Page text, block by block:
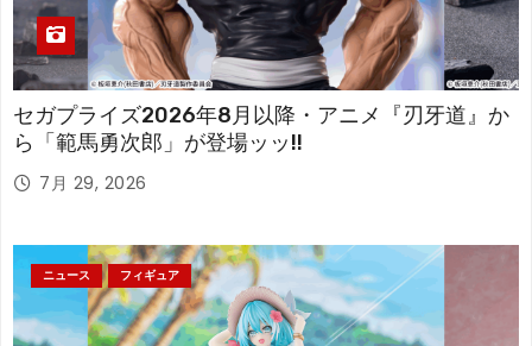
セガプライズ2026年8月以降・アニメ『刃牙道』か
ら「範馬勇次郎」が登場ッッ!!
7月 29, 2026
ニュース フィギュア